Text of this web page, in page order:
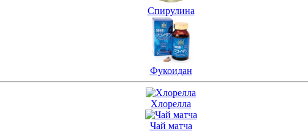
Спирулина
Фукоидан
Хлорелла
Чай матча